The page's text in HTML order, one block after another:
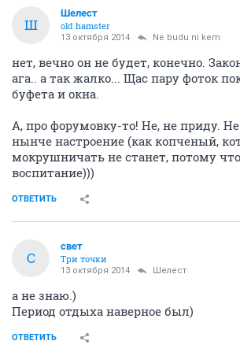
Ш
Шелест
old hamster
13 октября 2014 Ne budu ni kem
нет, вечно он не будет, конечно.
ага.. а так жалко... Щас пару фоток
буфета и окна.
А, про форумовку-то! Не, не приду.
нынче настроение (как копченый,
мокрушничать не станет, потому что
воспитание)))
ОТВЕТИТЬ
С
свет
Три точки
13 октября 2014 Шелест
а не знаю.)
Период отдыха наверное был)
ОТВЕТИТЬ